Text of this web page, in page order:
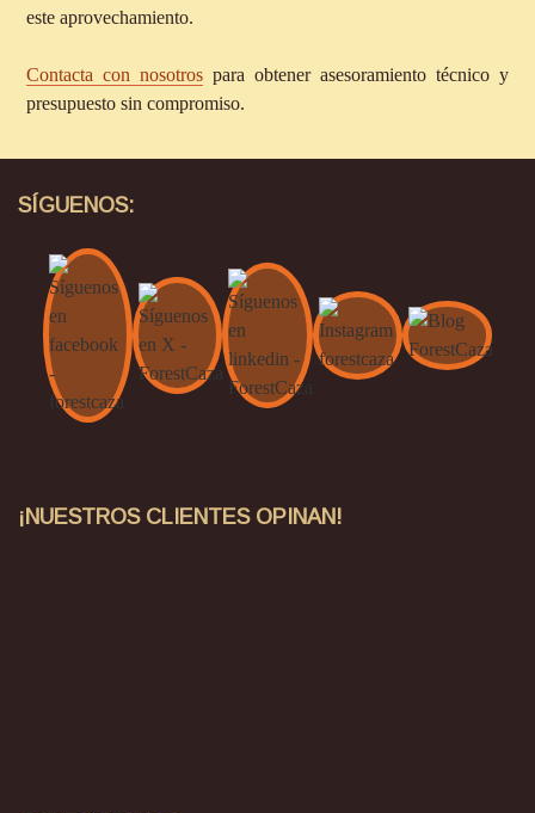
este aprovechamiento.
Contacta con nosotros para obtener asesoramiento técnico y
presupuesto sin compromiso.
SÍGUENOS:
¡NUESTROS CLIENTES OPINAN!